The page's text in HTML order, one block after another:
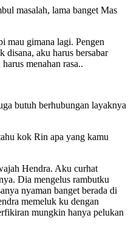
masalah, lama banget Mas
mau gimana lagi. Pengen
disana, aku harus bersabar
menahan rasa..
butuh berhubungan layaknya
kok Rin apa yang kamu
Hendra. Aku curhat
Dia mengelus rambutku
nyaman banget berada di
memeluk ku dengan
mungkin hanya pelukan